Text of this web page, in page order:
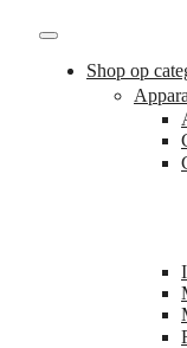
Shop op